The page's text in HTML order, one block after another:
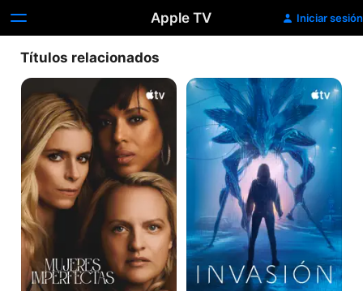
Apple TV Iniciar sesión
Títulos relacionados
Mujeres
imperfectas
Invasión